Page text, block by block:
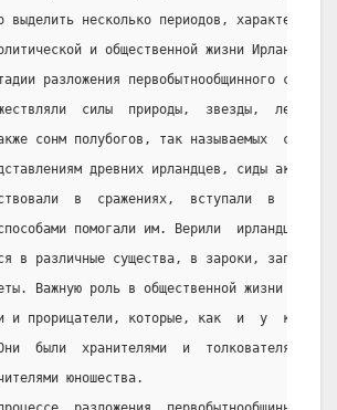
выделить несколько периодов,
и общественной жизни Ирландии.
разложения первобытнообщинного строя
силы  природы,  звезды,  леса,
сонм полубогов, так называемых
древних ирландцев, сиды
в  сражениях,  вступали  в
помогали им. Верили  ирландцы
в различные существа, в зароки,
Важную роль в общественной жизни
и прорицатели, которые, как  и  у
были  хранителями  и  толкователями
юношества.